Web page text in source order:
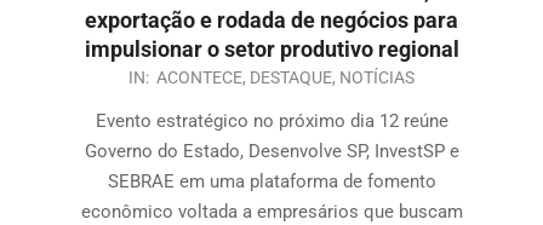
exportação e rodada de negócios para
impulsionar o setor produtivo regional
IN: ACONTECE, DESTAQUE, NOTÍCIAS
Evento estratégico no próximo dia 12 reúne
Governo do Estado, Desenvolve SP, InvestSP e
SEBRAE em uma plataforma de fomento
econômico voltada a empresários que buscam